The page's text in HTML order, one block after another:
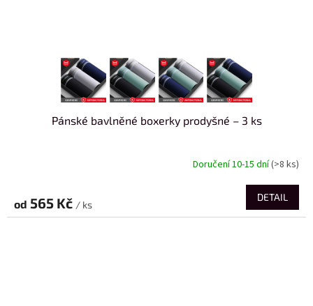
Pánské bavlněné boxerky prodyšné – 3 ks
Doručení 10-15 dní(>8 ks)
od 565 Kč / ks
DETAIL